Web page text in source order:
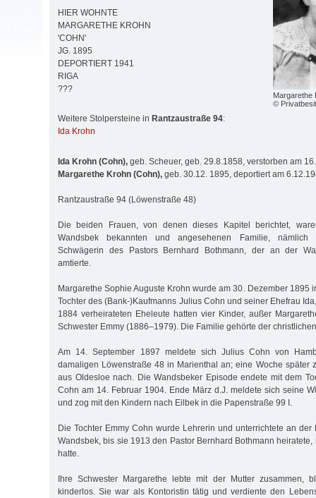
Margarethe
©
HIER WOHNTE
MARGARETHE KROHN
'COHN'
JG. 1895
DEPORTIERT 1941
RIGA
???
Weitere Stolpersteine in Rantzaustraße 94:
Ida Krohn
Ida Krohn (Cohn), geb. Scheuer, geb. 29.8.1858, verstorben am
Margarethe Krohn (Cohn), geb. 30.12. 1895, deportiert am
Rantzaustraße 94 (Löwenstraße 48)
Die beiden Frauen, von denen dieses Kapitel berichtet,
Wandsbek bekannten und angesehenen Familie, nämlich
Schwägerin des Pastors Bernhard Bothmann, der an der
amtierte.
Margarethe Sophie Auguste Krohn wurde am 30. Dezember 1895
Tochter des (Bank-)Kaufmanns Julius Cohn und seiner Ehefrau
1884 verheirateten Eheleute hatten vier Kinder, außer
Schwester Emmy (1886–1979). Die Familie gehörte der
Am 14. September 1897 meldete sich Julius Cohn von
damaligen Löwenstraße 48 in Marienthal an; eine Woche später
aus Oldesloe nach. Die Wandsbeker Episode endete mit dem
Cohn am 14. Februar 1904. Ende März d.J. meldete sich seine
und zog mit den Kindern nach Eilbek in die Papenstraße 99 I.
Die Tochter Emmy Cohn wurde Lehrerin und unterrichtete an der
Wandsbek, bis sie 1913 den Pastor Bernhard Bothmann
hatte.
Ihre Schwester Margarethe lebte mit der Mutter zusammen,
kinderlos. Sie war als Kontoristin tätig und verdiente den